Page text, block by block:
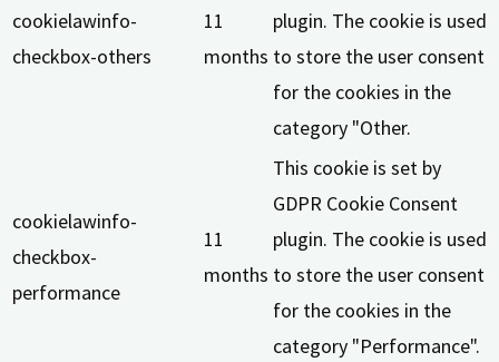
cookielawinfo-
checkbox-others
11
months
plugin. The cookie is used
to store the user consent
for the cookies in the
category "Other.
cookielawinfo-
checkbox-
performance
11
months
This cookie is set by
GDPR Cookie Consent
plugin. The cookie is used
to store the user consent
for the cookies in the
category "Performance".